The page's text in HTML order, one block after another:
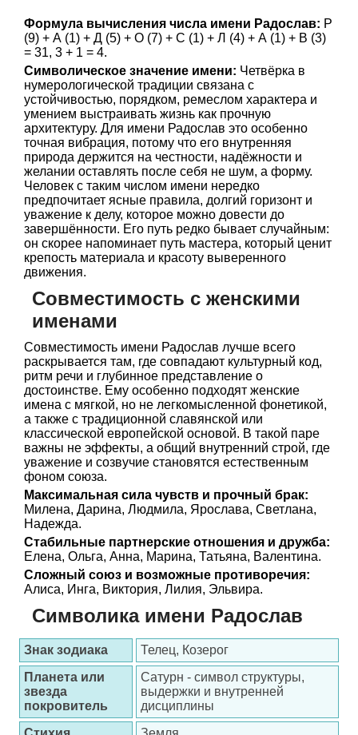
Формула вычисления числа имени Радослав: Р
(9) + А (1) + Д (5) + О (7) + С (1) + Л (4) + А (1) + В (3)
= 31, 3 + 1 = 4.
Символическое значение имени: Четвёрка в
нумерологической традиции связана с
устойчивостью, порядком, ремеслом характера и
умением выстраивать жизнь как прочную
архитектуру. Для имени Радослав это особенно
точная вибрация, потому что его внутренняя
природа держится на честности, надёжности и
желании оставлять после себя не шум, а форму.
Человек с таким числом имени нередко
предпочитает ясные правила, долгий горизонт и
уважение к делу, которое можно довести до
завершённости. Его путь редко бывает случайным:
он скорее напоминает путь мастера, который ценит
крепость материала и красоту выверенного
движения.
Совместимость с женскими
именами
Совместимость имени Радослав лучше всего
раскрывается там, где совпадают культурный код,
ритм речи и глубинное представление о
достоинстве. Ему особенно подходят женские
имена с мягкой, но не легкомысленной фонетикой,
а также с традиционной славянской или
классической европейской основой. В такой паре
важны не эффекты, а общий внутренний строй, где
уважение и созвучие становятся естественным
фоном союза.
Максимальная сила чувств и прочный брак:
Милена, Дарина, Людмила, Ярослава, Светлана,
Надежда.
Стабильные партнерские отношения и дружба:
Елена, Ольга, Анна, Марина, Татьяна, Валентина.
Сложный союз и возможные противоречия:
Алиса, Инга, Виктория, Лилия, Эльвира.
Символика имени Радослав
Знак зодиака
Телец, Козерог
Планета или
звезда
покровитель
Сатурн - символ структуры,
выдержки и внутренней
дисциплины